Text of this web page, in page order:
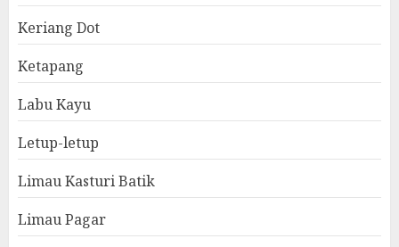
Keriang Dot
Ketapang
Labu Kayu
Letup-letup
Limau Kasturi Batik
Limau Pagar